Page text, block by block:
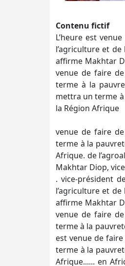
Contenu fictif
L’heure est
l’agriculture et
affirme Makhtar
venue de faire
terme à la
mettra un terme
la Région Afrique
venue de faire
terme à la
Afrique. de
Makhtar Diop,
. vice-président
l’agriculture et
affirme Makhtar
venue de faire
terme à la
est venue de
terme à la
Afrique...... en